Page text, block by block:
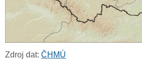
Zdroj dat: ČHMÚ